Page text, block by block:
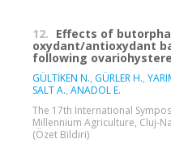
12. Effects of
oxydant/antioxydant
following
GÜLTİKEN N., GÜRLER H.,
SALT A., ANADOL E.
The 17th International
Millennium Agriculture, Cluj-
(Özet Bildiri)